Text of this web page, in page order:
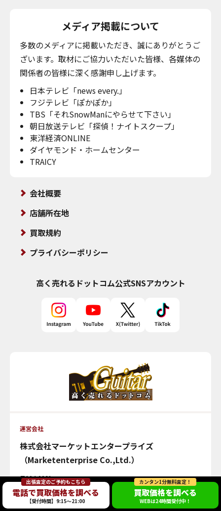
出張査定のご予約もこちら
電話で買取価格を調べる
【受付時間】9:15～21:00
カンタン1分無料査定！
買取価格を調べる
WEBは24時間受付中！
メディア掲載について
多数のメディアに掲載いただき、誠にありがとうご
ざいます。取材にご協力いただいた皆様、各媒体の
関係者の皆様に深く感謝申し上げます。
日本テレビ「news every.」
フジテレビ「ぽかぽか」
TBS「それSnowManにやらせて下さい」
朝日放送テレビ「探偵！ナイトスクープ」
東洋経済ONLINE
ダイヤモンド・ホームセンター
TRAICY
会社概要
店舗所在地
買取規約
プライバシーポリシー
高く売れるドットコム公式SNSアカウント
運営会社
株式会社マーケットエンタープライズ
（Marketenterprise Co.,Ltd.）
〒104-0061
東京都中央区銀座1-10-6 銀座ファーストビル3階
東京都公安委員会許可 第307730608365号